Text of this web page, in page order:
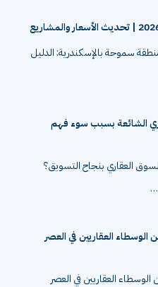
سموحة بالإسكندرية: الدليل
الشائعة بسبب سوء فهم
العقاري بنجاح التسويق؟
90% من الوسطاء العقاريين في العصر
90% من الوسطاء العقاريين في العصر